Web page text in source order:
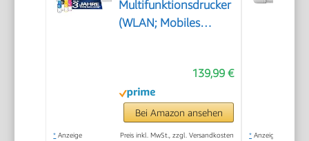
Multifunktionsdrucker
(WLAN; Mobiles
Jahre Garantie,
großer Tintentank,
hohe Reichweite,
Drucken in hoher
139,99 €
Bei Amazon ansehen
* Anzeige Preis inkl. MwSt., zzgl. Versandkosten * Anzeige